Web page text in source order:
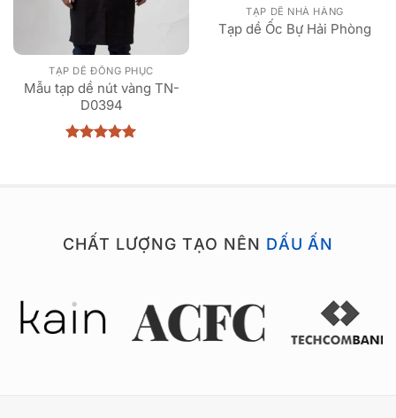
TẠP DỀ ĐỒNG PHỤC
Mẫu tạp dề nút vàng TN-
D0394
TẠP DỀ NHÀ HÀNG
Tạp dề Ốc Bự Hải Phòng
CHẤT LƯỢNG TẠO NÊN DẤU ẤN